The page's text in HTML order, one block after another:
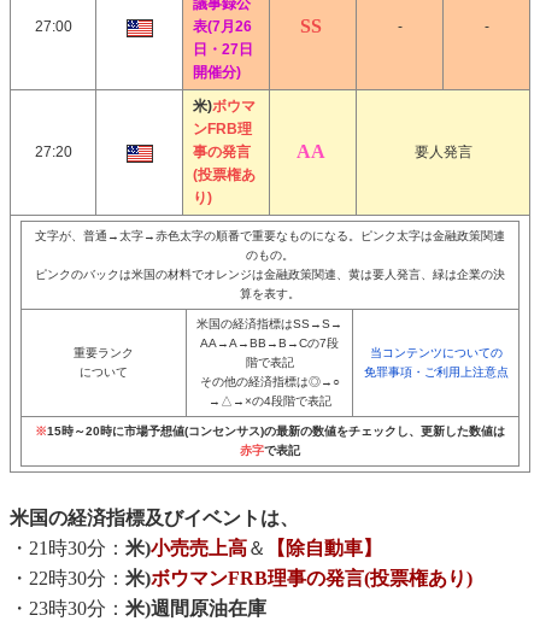
27:00
議事録公
表(7月26
日・27日
開催分)
- -
27:20
米)ボウマ
ンFRB理
事の発言
(投票権あ
り)
要人発言
文字が、普通→太字→赤色太字の順番で重要なものになる。ピンク太字は金融政策関連
のもの。
ピンクのバックは米国の材料でオレンジは金融政策関連、黄は要人発言、緑は企業の決
算を表す。
重要ランク
について
米国の経済指標はSS→S→
AA→A→BB→B→Cの7段
階で表記
その他の経済指標は◎→○
→△→×の4段階で表記
当コンテンツについての
免罪事項・ご利用上注意点
※15時～20時に市場予想値(コンセンサス)の最新の数値をチェックし、更新した数値は
赤字で表記
米国の経済指標及びイベントは、
・21時30分： 米)小売売上高＆
【除自動車】
・22時30分： 米)ボウマンFRB理事の発言(投票権あり)
・23時30分： 米)週間原油在庫